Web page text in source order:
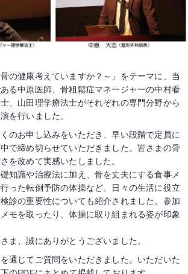
の健康考えていますか？～」をテーマに、当
る中原医師、骨粗鬆症マネージャーの中村看
、山田理学療法士がそれぞれの専門分野から
を行いました。
のお申し込みをいただき、早い段階で定員に
で締め切らせていただきました。皆さまの骨
を改めて実感いたしました。
知識や治療法に加え、骨を丈夫にする食事メ
った転倒予防の体操など、日々の生活に役立
診の重要性についても紹介されました。参加
モを取ったり、体操に取り組まれる姿が印象
ま、誠にありがとうございました。
通じてご質問をいただきました。いただいた